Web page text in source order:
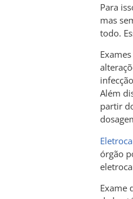
Para
mas
todo.
Além
partir
órgão
Exame